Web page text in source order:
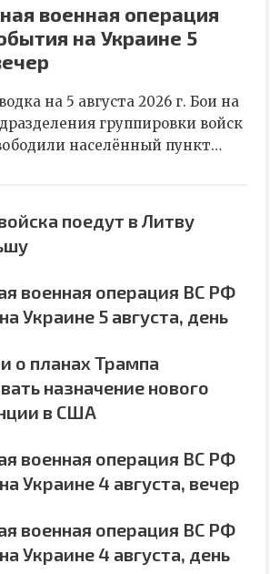
военная операция
на Украине 5
на 5 августа 2026 г. Бои на
группировки войск
населённый пункт…
поедут в Литву
военная операция ВС РФ
Украине 5 августа, день
о планах Трампа
назначение нового
в США
военная операция ВС РФ
Украине 4 августа, вечер
военная операция ВС РФ
Украине 4 августа, день